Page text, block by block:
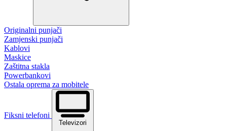
Originalni punjači
Zamjenski punjači
Kablovi
Maskice
Zaštitna stakla
Powerbankovi
Ostala oprema za mobitele
Fiksni telefoni
Televizori